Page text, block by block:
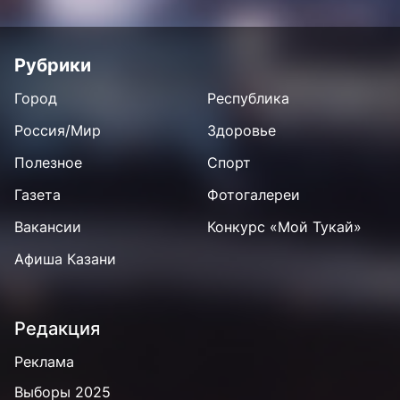
Рубрики
Город
Республика
Россия/Мир
Здоровье
Полезное
Спорт
Газета
Фотогалереи
Вакансии
Конкурс «Мой Тукай»
Афиша Казани
Редакция
Реклама
Выборы 2025